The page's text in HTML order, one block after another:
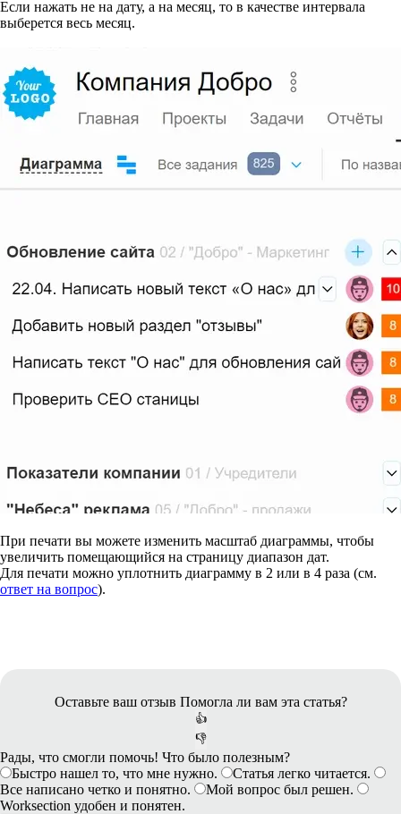
Если нажать не на дату, а на месяц, то в качестве интервала
выберется весь месяц.
При печати вы можете изменить масштаб диаграммы, чтобы
увеличить помещающийся на страницу диапазон дат.
Для печати можно уплотнить диаграмму в 2 или в 4 раза (см.
ответ на вопрос).
Оставьте ваш отзыв Помогла ли вам эта статья?
👍
👎
Рады, что смогли помочь! Что было полезным?
Быстро нашел то, что мне нужно.
Статья легко читается.
Все написано четко и понятно.
Мой вопрос был решен.
Worksection удобен и понятен.